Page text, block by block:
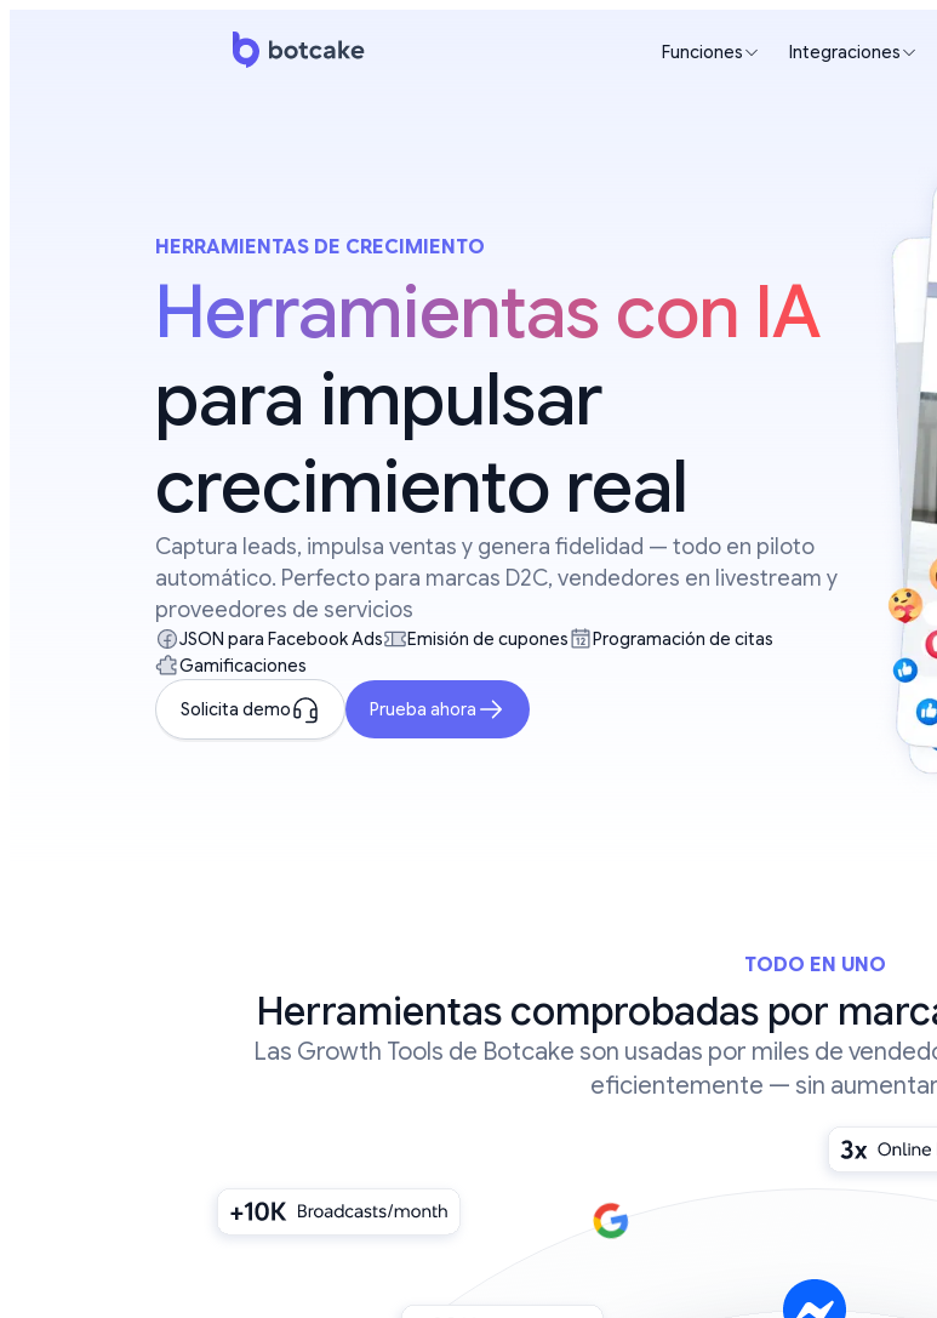
Funciones Integraciones
HERRAMIENTAS DE CRECIMIENTO
Herramientas con IA
para impulsar
crecimiento real
Captura leads, impulsa ventas y genera fidelidad — todo en piloto
automático. Perfecto para marcas D2C, vendedores en livestream y
proveedores de servicios
JSON para Facebook Ads Emisión de cupones
Programación de citas
Gamificaciones
Solicita demo
Prueba ahora
TODO EN UNO
Herramientas comprobadas por
Las Growth Tools de Botcake son usadas por miles de
eficientemente — sin